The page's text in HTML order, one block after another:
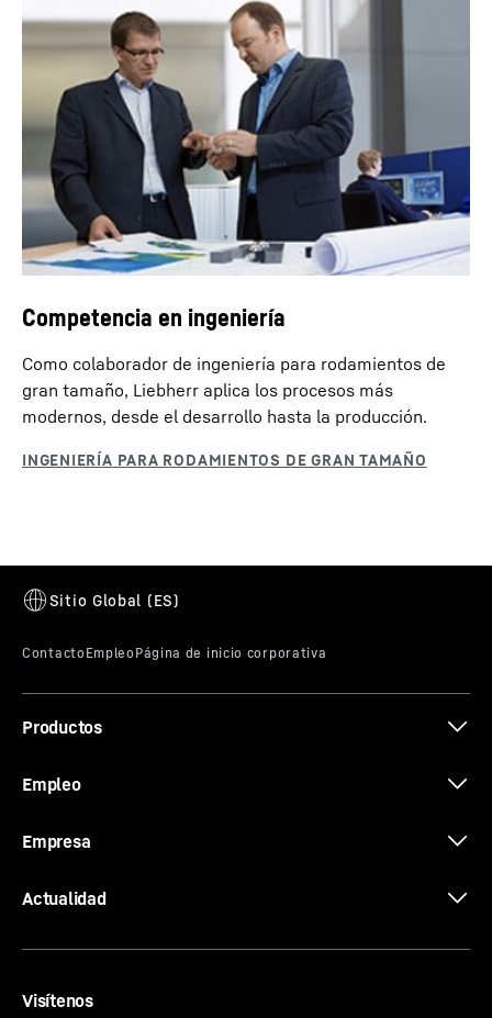
Competencia en ingeniería
Como colaborador de ingeniería para rodamientos de
gran tamaño, Liebherr aplica los procesos más
modernos, desde el desarrollo hasta la producción.
Productos
Empleo
Empresa
Actualidad
Visítenos